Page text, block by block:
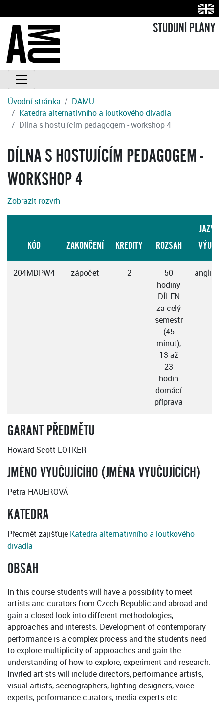
STUDIJNÍ PLÁNY
Úvodní stránka
DAMU
Katedra alternativního a loutkového divadla
Dílna s hostujícím pedagogem - workshop 4
DÍLNA S HOSTUJÍCÍM PEDAGOGEM -
WORKSHOP 4
Zobrazit rozvrh
KÓD ZAKONČENÍ KREDITY ROZSAH
JAZYK
204MDPW4 zápočet 2
50
hodiny
DÍLEN
za celý
semestr
(45
minut),
13 až
23
hodin
domácí
příprava
GARANT PŘEDMĚTU
Howard Scott LOTKER
JMÉNO VYUČUJÍCÍHO (JMÉNA VYUČUJÍCÍCH)
Petra HAUEROVÁ
KATEDRA
Předmět zajišťuje Katedra alternativního a loutkového
divadla
OBSAH
In this course students will have a possibility to meet
artists and curators from Czech Republic and abroad and
gain a closed look into different methodologies,
approaches and interests. Development of contemporary
performance is a complex process and the students need
to explore multiplicity of approaches and gain the
understanding of how to explore, experiment and research.
Invited artists will include directors, performance artists,
visual artists, scenographers, lighting designers, voice
experts, performance curators, media experts etc.